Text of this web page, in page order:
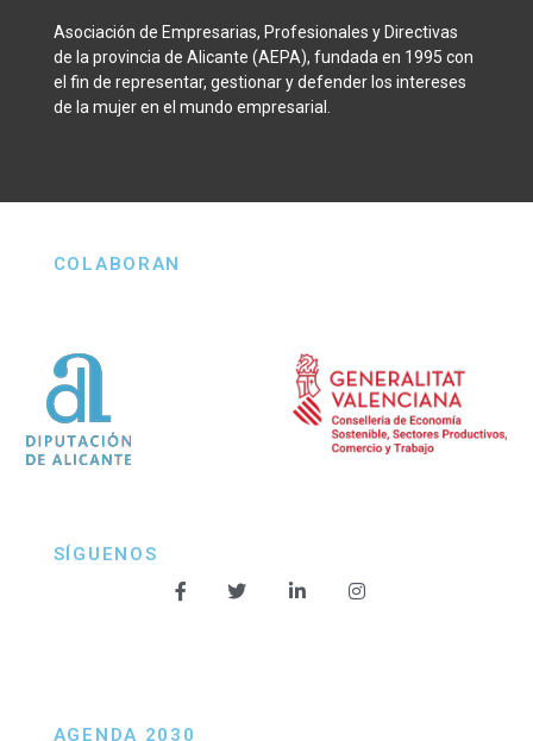
Asociación de Empresarias, Profesionales y Directivas
de la provincia de Alicante (AEPA), fundada en 1995 con
el fin de representar, gestionar y defender los intereses
de la mujer en el mundo empresarial.
COLABORAN
SÍGUENOS
AGENDA 2030